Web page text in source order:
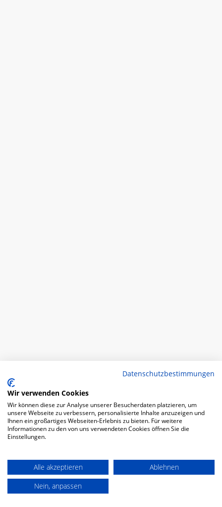
Datenschutzbestimmungen
Wir verwenden Cookies
Wir können diese zur Analyse unserer Besucherdaten platzieren, um
unsere Webseite zu verbessern, personalisierte Inhalte anzuzeigen und
Ihnen ein großartiges Webseiten-Erlebnis zu bieten. Für weitere
Informationen zu den von uns verwendeten Cookies öffnen Sie die
Einstellungen.
Alle akzeptieren
Ablehnen
Nein, anpassen